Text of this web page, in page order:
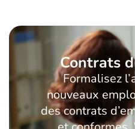
Contrats
Formalisez
nouveaux
des contrats